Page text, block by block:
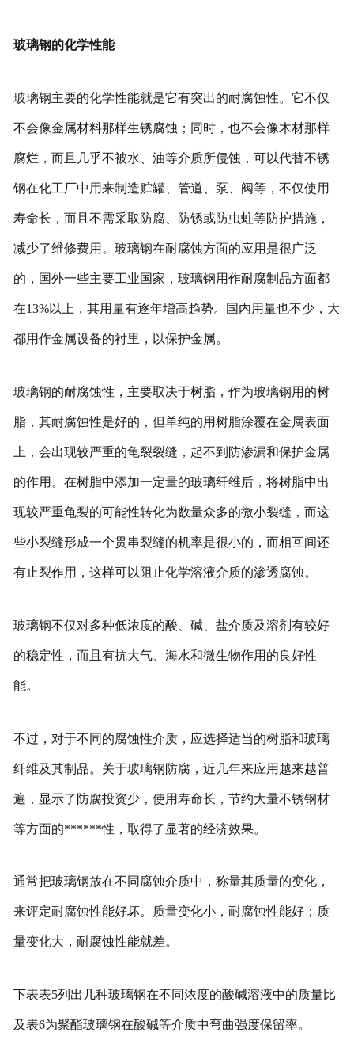
玻璃钢的化学性能
玻璃钢主要的化学性能就是它有突出的耐腐蚀性。它不仅
不会像金属材料那样生锈腐蚀；同时，也不会像木材那样
腐烂，而且几乎不被水、油等介质所侵蚀，可以代替不锈
钢在化工厂中用来制造贮罐、管道、泵、阀等，不仅使用
寿命长，而且不需采取防腐、防锈或防虫蛀等防护措施，
减少了维修费用。玻璃钢在耐腐蚀方面的应用是很广泛
的，国外一些主要工业国家，玻璃钢用作耐腐制品方面都
在13%以上，其用量有逐年增高趋势。国内用量也不少，大
都用作金属设备的衬里，以保护金属。
玻璃钢的耐腐蚀性，主要取决于树脂，作为玻璃钢用的树
脂，其耐腐蚀性是好的，但单纯的用树脂涂覆在金属表面
上，会出现较严重的龟裂裂缝，起不到防渗漏和保护金属
的作用。在树脂中添加一定量的玻璃纤维后，将树脂中出
现较严重龟裂的可能性转化为数量众多的微小裂缝，而这
些小裂缝形成一个贯串裂缝的机率是很小的，而相互间还
有止裂作用，这样可以阻止化学溶液介质的渗透腐蚀。
玻璃钢不仅对多种低浓度的酸、碱、盐介质及溶剂有较好
的稳定性，而且有抗大气、海水和微生物作用的良好性
能。
不过，对于不同的腐蚀性介质，应选择适当的树脂和玻璃
纤维及其制品。关于玻璃钢防腐，近几年来应用越来越普
遍，显示了防腐投资少，使用寿命长，节约大量不锈钢材
等方面的******性，取得了显著的经济效果。
通常把玻璃钢放在不同腐蚀介质中，称量其质量的变化，
来评定耐腐蚀性能好坏。质量变化小，耐腐蚀性能好；质
量变化大，耐腐蚀性能就差。
下表表5列出几种玻璃钢在不同浓度的酸碱溶液中的质量比
及表6为聚酯玻璃钢在酸碱等介质中弯曲强度保留率。